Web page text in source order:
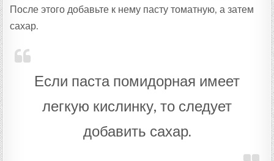
После этого добавьте к нему пасту томатную, а затем
сахар.
Если паста помидорная имеет
легкую кислинку, то следует
добавить сахар.